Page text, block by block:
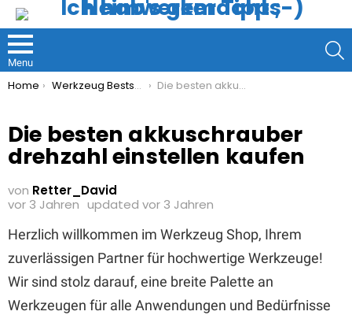
Menu
You are here:
Home Werkzeug Bestseller Die besten akkuschrauber drehzahl einstellen kaufen
Die besten akkuschrauber
drehzahl einstellen kaufen
von Retter_David
vor 3 Jahren updated vor 3 Jahren
Herzlich willkommen im Werkzeug Shop, Ihrem
zuverlässigen Partner für hochwertige Werkzeuge!
Wir sind stolz darauf, eine breite Palette an
Werkzeugen für alle Anwendungen und Bedürfnisse